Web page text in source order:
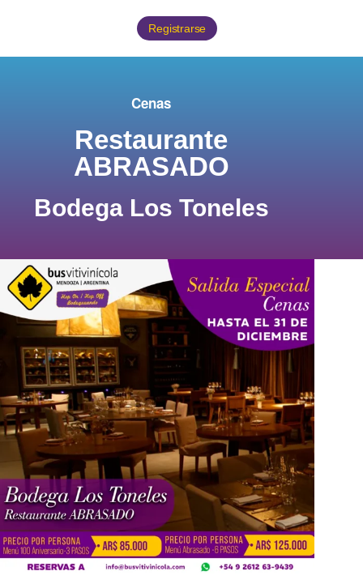
Registrarse
Cenas
Restaurante
ABRASADO
Bodega Los Toneles